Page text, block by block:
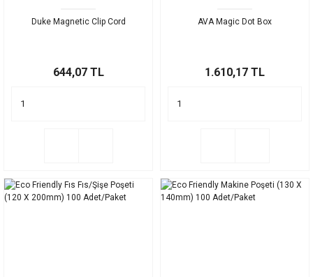
Duke Magnetic Clip Cord
644,07 TL
AVA Magic Dot Box
1.610,17 TL